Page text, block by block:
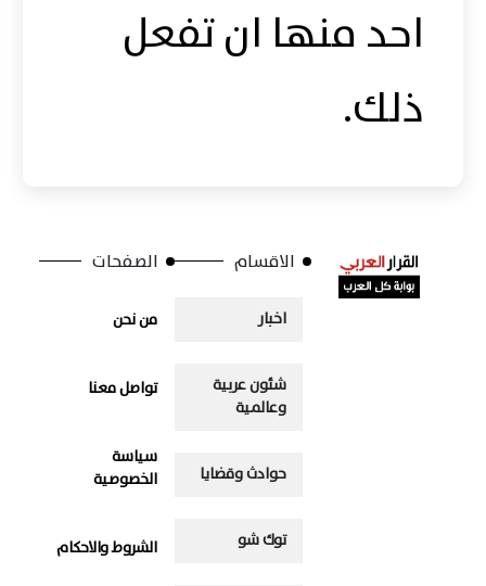
احد منها ان تفعل
ذلك.
الاقسام
اخبار
شئون عربية
وعالمية
حوادث وقضايا
توك شو
الصفحات
من نحن
تواصل معنا
سياسة
الخصوصية
الشروط والاحكام